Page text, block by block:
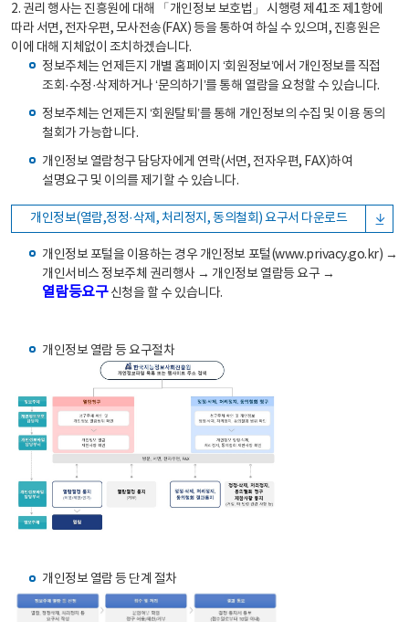
2. 권리 행사는 진흥원에 대해 「개인정보 보호법」 시행령 제41조 제1항에
따라 서면, 전자우편, 모사전송(FAX) 등을 통하여 하실 수 있으며, 진흥원은
이에 대해 지체없이 조치하겠습니다.
정보주체는 언제든지 개별 홈페이지 ‘회원정보’에서 개인정보를 직접
조회·수정·삭제하거나 ‘문의하기’를 통해 열람을 요청할 수 있습니다.
정보주체는 언제든지 ‘회원탈퇴’를 통해 개인정보의 수집 및 이용 동의
철회가 가능합니다.
개인정보 열람청구 담당자에게 연락(서면, 전자우편, FAX)하여
설명요구 및 이의를 제기할 수 있습니다.
개인정보(열람,정정·삭제, 처리정지, 동의철회) 요구서 다운로드
개인정보 포털을 이용하는 경우 개인정보 포털(www.privacy.go.kr) →
개인서비스 정보주체 권리행사 → 개인정보 열람등 요구 →
열람등요구신청을 할 수 있습니다.
개인정보 열람 등 요구절차
개인정보 열람 등 단계 절차